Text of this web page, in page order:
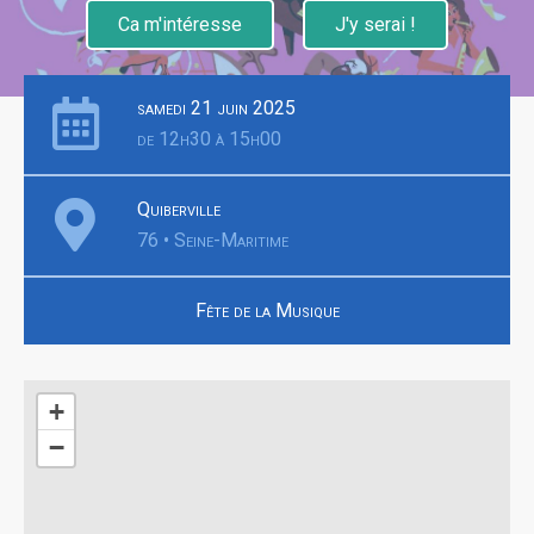
Ca m'intéresse J'y serai !
samedi 21 juin 2025
de 12h30 à 15h00
Quiberville
76 • Seine-Maritime
Fête de la Musique
+
−